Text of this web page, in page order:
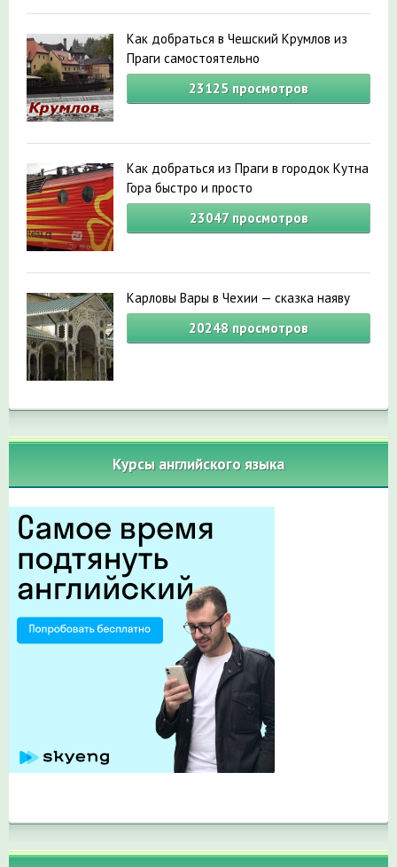
Как добраться в Чешский Крумлов из
Праги самостоятельно
23125 просмотров
Как добраться из Праги в городок Кутна
Гора быстро и просто
23047просмотров
Карловы Вары в Чехии — сказка наяву
20248 просмотров
Курсы английского языка